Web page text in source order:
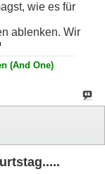
wie es für
ablenken. Wir
(And One)